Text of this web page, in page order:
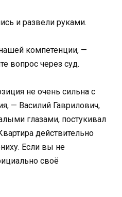
и развели руками.
компетенции, —
вопрос через суд.
не очень сильна с
— Василий Гаврилович,
глазами, постукивал
действительно
Если вы не
своё